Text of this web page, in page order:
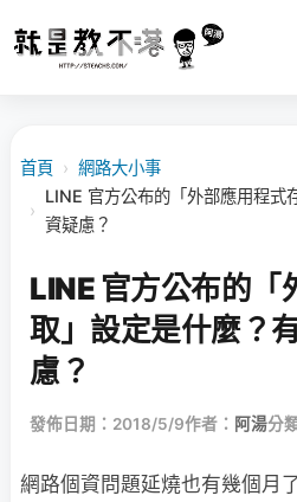
首頁 › 網路大小事
›
LINE 官方公布的「外部應用程式
資疑慮？
LINE 官方公布的「
取」設定是什麼？
慮？
發佈日期：2018/5/9作者： 阿湯分
網路個資問題延燒也有幾個月